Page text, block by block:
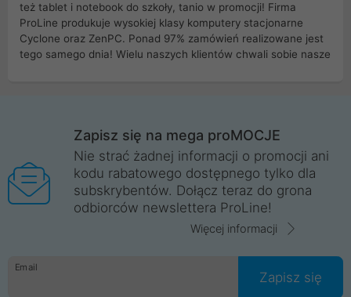
też tablet i notebook do szkoły, tanio w promocji! Firma
ProLine produkuje wysokiej klasy komputery stacjonarne
Cyclone oraz ZenPC. Ponad 97% zamówień realizowane jest
tego samego dnia! Wielu naszych klientów chwali sobie nasze
Wrocław, Poznań, Legnica, Katowice, Gliwice, Kalisz, Bytom,
Trzebnica, Opole. Szybka i profesjonalna obsługa!
ProLine to polska firma ze 100% polskim kapitałem. Działamy
legalnie i płacimy podatki w naszym kraju! Posiadamy siedzibę
główną w Mirkowie oraz salony na terenie kraju. Cała
komunikacja ze sklepem komputerowym ProLine jest
danych osobowych. Dlatego zakup notebooka albo laptopa w
ProLine to czysta przyjemność i pełne bezpieczeństwo.
Zaopatrzysz się u nas w akcesoria i części komputerowe
Zapisz się na mega proMOCJE
Nie strać żadnej informacji o promocji ani
kodu rabatowego dostępnego tylko dla
subskrybentów. Dołącz teraz do grona
odbiorców newslettera ProLine!
Więcej informacji
Email
Zapisz się